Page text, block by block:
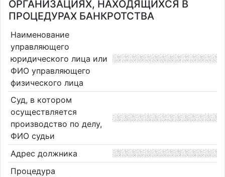
ОРГАНИЗАЦИЯХ, НАХОДЯЩИХСЯ В
ПРОЦЕДУРАХ БАНКРОТСТВА
Наименование
управляющего
юридического лица или
ФИО управляющего
физического лица
Суд, в котором
осуществляется
производство по делу,
ФИО судьи
Адрес должника
Процедура